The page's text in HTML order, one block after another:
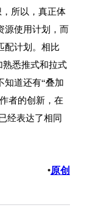
所以，真正体
源使用计划，而
配计划。相比
熟悉推式和拉式
知道还有“叠加
者的创新，在
经表达了相同
•原创